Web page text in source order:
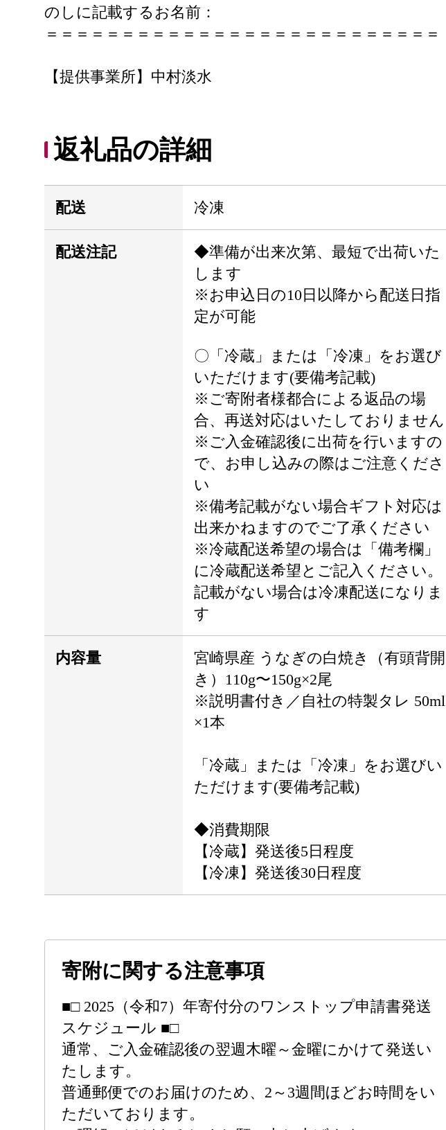
のしに記載するお名前：
＝＝＝＝＝＝＝＝＝＝＝＝＝＝＝＝＝＝＝＝＝＝＝＝＝＝
【提供事業所】中村淡水
返礼品の詳細
配送 冷凍
配送注記
◆準備が出来次第、最短で出荷いた
します
※お申込日の10日以降から配送日指
定が可能
〇「冷蔵」または「冷凍」をお選び
いただけます(要備考記載)
※ご寄附者様都合による返品の場
合、再送対応はいたしておりません
※ご入金確認後に出荷を行いますの
で、お申し込みの際はご注意くださ
い
※備考記載がない場合ギフト対応は
出来かねますのでご了承ください
※冷蔵配送希望の場合は「備考欄」
に冷蔵配送希望とご記入ください。
記載がない場合は冷凍配送になりま
す
内容量
宮崎県産 うなぎの白焼き（有頭背開
き）110g〜150g×2尾
※説明書付き／自社の特製タレ 50ml
×1本
「冷蔵」または「冷凍」をお選びい
ただけます(要備考記載)
◆消費期限
【冷蔵】発送後5日程度
【冷凍】発送後30日程度
寄附に関する注意事項
■□ 2025（令和7）年寄付分のワンストップ申請書発送
スケジュール ■□
通常、ご入金確認後の翌週木曜～金曜にかけて発送い
たします。
普通郵便でのお届けのため、2～3週間ほどお時間をい
ただいております。